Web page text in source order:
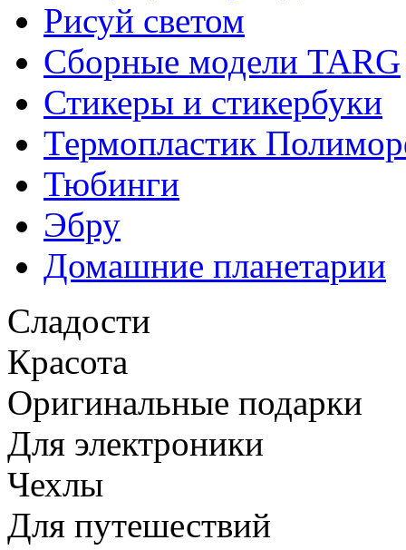
Рисуй светом
Сборные модели TARG
Стикеры и стикербуки
Термопластик
Тюбинги
Эбру
Домашние планетарии
Сладости
Красота
Оригинальные подарки
Для электроники
Чехлы
Для путешествий